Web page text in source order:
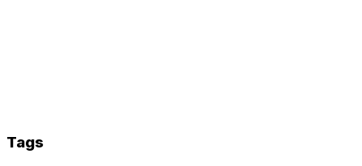
Tags